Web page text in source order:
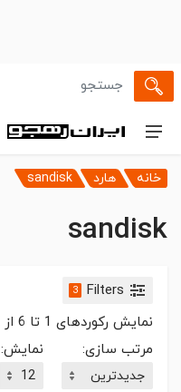
خانه هارد sandisk
sandisk
Filters
3
نمایش رکوردهای 1 تا 6 از
مرتب سازی:
نمایش: